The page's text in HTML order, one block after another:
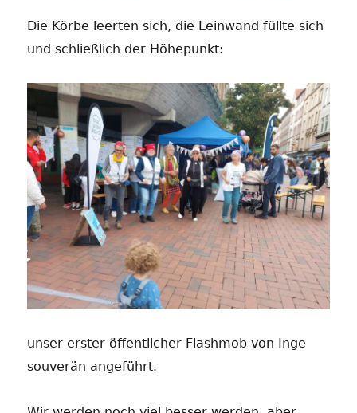
Die Körbe leerten sich, die Leinwand füllte sich
und schließlich der Höhepunkt:
unser erster öffentlicher Flashmob von Inge
souverän angeführt.